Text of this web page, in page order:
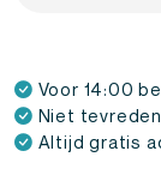
Voor 14:00
Niet
Altijd gratis